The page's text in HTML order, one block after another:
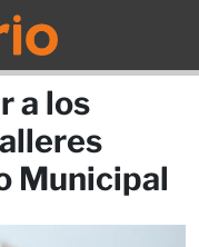
a los
Municipal